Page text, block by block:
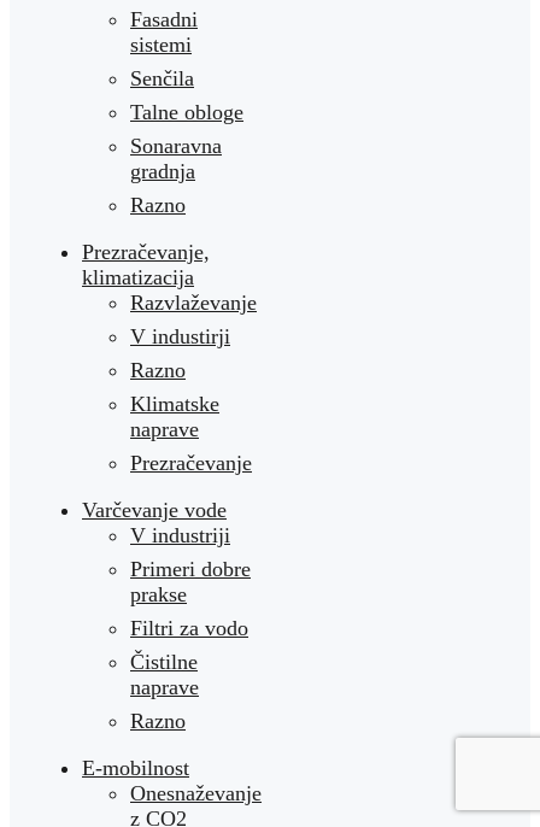
Fasadni
sistemi
Senčila
Talne obloge
Sonaravna
gradnja
Razno
Prezračevanje,
klimatizacija
Razvlaževanje
V industirji
Razno
Klimatske
naprave
Prezračevanje
Varčevanje vode
V industriji
Primeri dobre
prakse
Filtri za vodo
Čistilne
naprave
Razno
E-mobilnost
Onesnaževanje
z CO2